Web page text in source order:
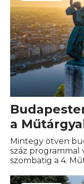
a
Mintegy ötven
száz
szombatig a 4.